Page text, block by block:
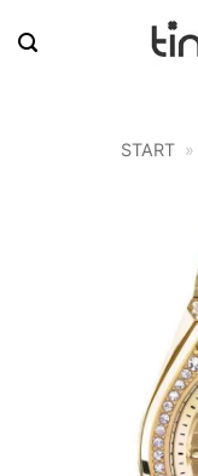
Inhalt
START »